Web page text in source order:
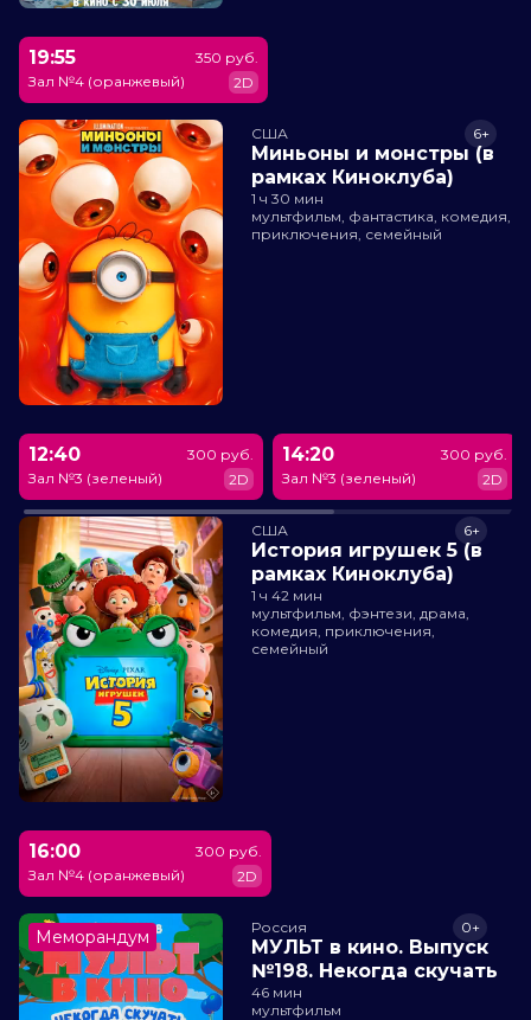
19:55
Зал №4 (оранжевый)
350 руб.
2D
США
Миньоны и монстры (в
рамках Киноклуба)
6+
1 ч 30 мин
мультфильм, фантастика, комедия,
приключения, семейный
12:40
Зал №3 (зеленый)
300 руб.
2D
14:20
Зал №3 (зеленый)
300 руб.
2D
США
История игрушек 5 (в
рамках Киноклуба)
6+
1 ч 42 мин
мультфильм, фэнтези, драма,
комедия, приключения,
семейный
16:00
Зал №4 (оранжевый)
300 руб.
2D
Меморандум Россия
МУЛЬТ в кино. Выпуск
№198. Некогда скучать
0+
46 мин
мультфильм